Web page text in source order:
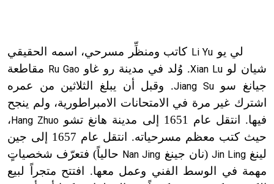
لي يو Li Yu كاتب ومنظِّر مسرحي، اسمه الحقيقي
شيان لو Xian Lu. وُلد في مدينة رو غاو Ru Gao مقاطعة
جيانغ سوJiang Su. وقبل أن يبلغ الثلاثين من عمره
اشترك غير مرة في الامتحانات الامبراطورية، ولم ينجح
فيها. انتقل عام 1651 إلى مدينة هانغ تشو
Hang Zhuo ،
حيث كتب معظم مسرحياته. انتقل عام 1657 إلى جين
لينغJin Ling (نان جينغ Nan Jing حالياً) فتعرّف شخصياتٍ
مهمة في الوسط الفني وعمل معها. افتتح متجراً لبيع